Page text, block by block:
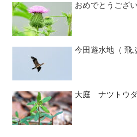
おめでとうござ
今田遊水地（ 飛
大庭 ナツトウ